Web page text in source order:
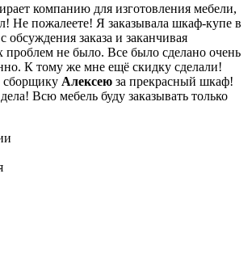
компанию для изготовления мебели,
Не пожалеете! Я заказывала шкаф-купе в
обсуждения заказа и заканчивая
не было. Все было сделано очень
К тому же мне ещё скидку сделали!
сборщику Алексею за прекрасный шкаф!
Всю мебель буду заказывать только